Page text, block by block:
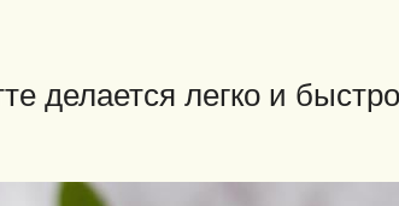
делается легко и